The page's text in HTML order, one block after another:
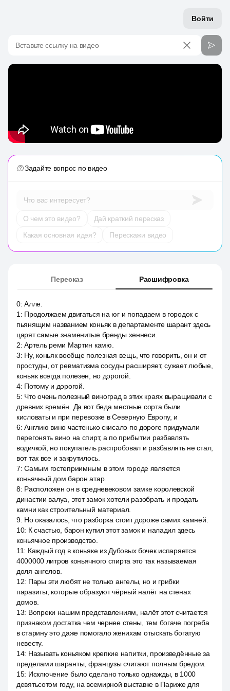
Войти
Вставьте ссылку на видео
Задайте вопрос по видео
Что вас интересует?
О чем это видео?
Дай краткий пересказ
Какая основная идея?
Перескажи видео
Пересказ Расшифровка
0:Алле.
1 : Продолжаем двигаться на юг и попадаем в городок с
пьянящим названием коньяк в департаменте шарант здесь
царят самые знаменитые бренды хеннеси.
2:Артель реми Мартин камю.
3: Ну, коньяк вообще полезная вещь, что говорить, он и от
простуды, от ревматизма сосуды расширяет, сужает любые,
коньяк всегда полезен, но дорогой.
4: Потому и дорогой.
5: Что очень полезный виноград в этих краях выращивали с
древних времён. Да вот беда местные сорта были
кисловаты и при перевозке в Северную Европу, и
6:Англию вино частенько скисало по дороге придумали
перегонять вино на спирт, а по прибытии разбавлять
водичкой, но покупатель распробовал и разбавлять не стал,
вот так все и закрутилось.
7:Самым гостеприимным в этом городе является
коньячный дом барон атар.
8: Расположен он в средневековом замке королевской
династии валуа, этот замок хотели разобрать и продать
камни как строительный материал.
9: Но оказалось, что разборка стоит дороже самих камней.
10: К счастью, барон купил этот замок и наладил здесь
коньячное производство.
11: Каждый год в коньяке из Дубовых бочек испаряется
4000000 литров коньячного спирта это так называемая
доля ангелов.
12: Пары эти любят не только ангелы, но и грибки
паразиты, которые образуют чёрный налёт на стенах
домов.
13: Вопреки нашим представлениям, налёт этот считается
признаком достатка чем чернее стены, тем богаче погреба
в старину это даже помогало женихам отыскать богатую
невесту.
14: Называть коньяком крепкие напитки, произведённые за
пределами шаранты, французы считают полным бредом.
15: Исключение было сделано только однажды, в 1000
девятьсотом году, на всемирной выставке в Париже для